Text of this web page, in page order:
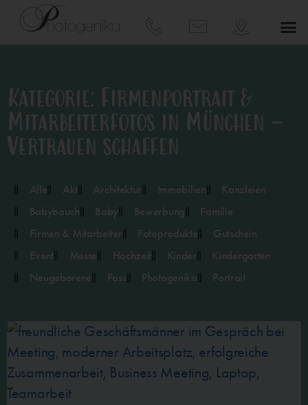
Kategorie: Firmenportrait &
Mitarbeiterfotos in München –
Vertrauen schaffen
Alle Akt Architektur Immobilien
Kanzleien
Babybauch
Baby Bewerbung
Familie
Firmen & Mitarbeiter
Fotoprodukte
Gutschein
Event
Messe Hochzeit Kinder
Kindergarten
Neugeborene
Pass Photogenika Portrait